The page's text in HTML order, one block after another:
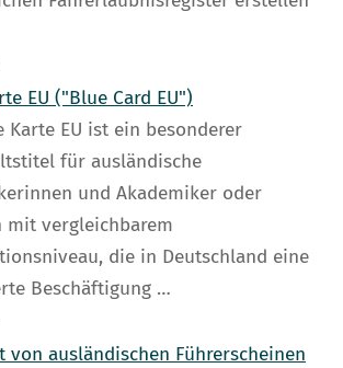
EU ("Blue Card EU")
Karte EU ist ein besonderer
für ausländische
und Akademiker oder
mit vergleichbarem
die in Deutschland eine
Beschäftigung …
von ausländischen Führerscheinen